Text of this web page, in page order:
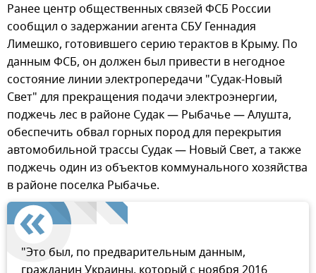
Ранее центр общественных связей ФСБ России
сообщил о задержании агента СБУ Геннадия
Лимешко, готовившего серию терактов в Крыму. По
данным ФСБ, он должен был привести в негодное
состояние линии электропередачи "Судак-Новый
Свет" для прекращения подачи электроэнергии,
поджечь лес в районе Судак — Рыбачье — Алушта,
обеспечить обвал горных пород для перекрытия
автомобильной трассы Судак — Новый Свет, а также
поджечь один из объектов коммунального хозяйства
в районе поселка Рыбачье.
"Это был, по предварительным данным,